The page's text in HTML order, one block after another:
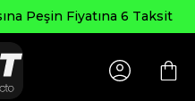
Peşin Fiyatına 6 Taksit